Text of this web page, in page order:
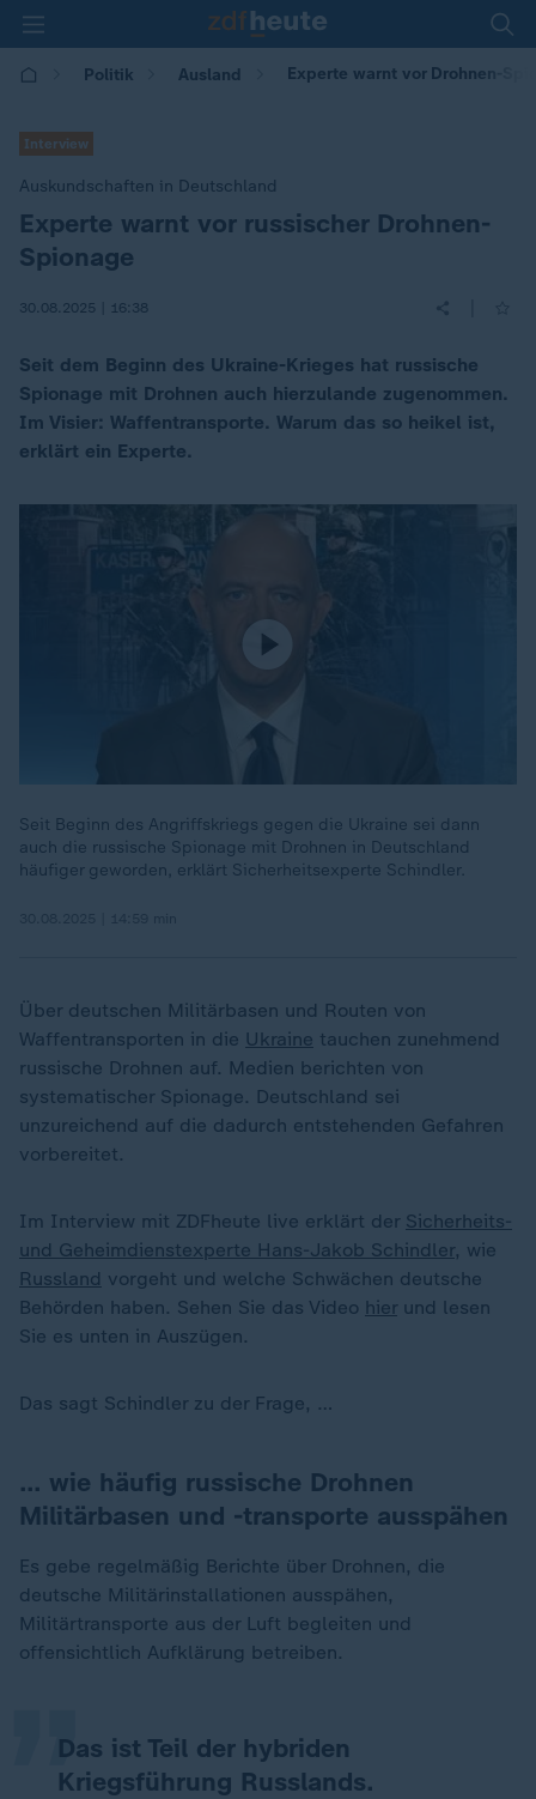
Politik Ausland Experte warnt vor Drohnen-
Interview
Auskundschaften in Deutschland
:Experte warnt vor russischer Drohnen-
Spionage
30.08.2025 | 16:38
Seit dem Beginn des Ukraine-Krieges hat russische
Spionage mit Drohnen auch hierzulande zugenommen.
Im Visier: Waffentransporte. Warum das so heikel ist,
erklärt ein Experte.
Seit Beginn des Angriffskriegs gegen die Ukraine sei dann
auch die russische Spionage mit Drohnen in Deutschland
häufiger geworden, erklärt Sicherheitsexperte Schindler.
Über deutschen Militärbasen und Routen von
Waffentransporten in die Ukraine tauchen zunehmend
russische Drohnen auf. Medien berichten von
systematischer Spionage. Deutschland sei
unzureichend auf die dadurch entstehenden Gefahren
vorbereitet.
Im Interview mit ZDFheute live erklärt der Sicherheits-
und Geheimdienstexperte Hans-Jakob Schindler, wie
Russland vorgeht und welche Schwächen deutsche
Behörden haben. Sehen Sie das Video hier und lesen
Sie es unten in Auszügen.
Das sagt Schindler zu der Frage, …
… wie häufig russische Drohnen
Militärbasen und -transporte ausspähen
Es gebe regelmäßig Berichte über Drohnen, die
deutsche Militärinstallationen ausspähen,
Militärtransporte aus der Luft begleiten und
offensichtlich Aufklärung betreiben.
Das ist Teil der hybriden
Kriegsführung Russlands.
„